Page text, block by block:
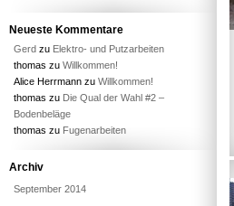
Neueste Kommentare
Gerd zu Elektro- und Putzarbeiten
thomas zu Willkommen!
Alice Herrmann zu Willkommen!
thomas zu Die Qual der Wahl #2 –
Bodenbeläge
thomas zu Fugenarbeiten
Archiv
September 2014